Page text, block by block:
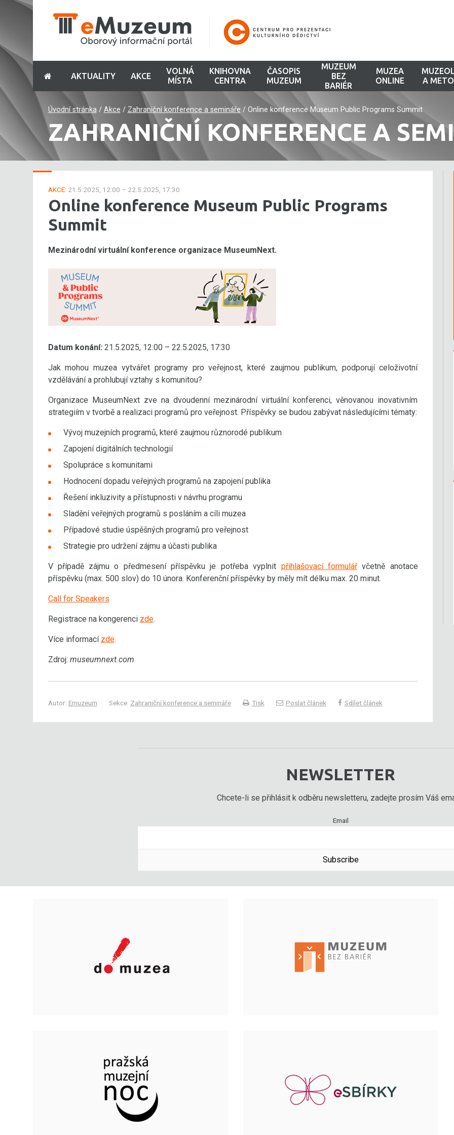
AKTUALITY AKCE
VOLNÁ
MÍSTA
KNIHOVNA
CENTRA
ČASOPIS
MUZEUM
MUZEUM
BEZ
BARIÉR
MUZEA
ONLINE
A
Úvodní stránka/ Akce / Zahraniční konference a semináře / Online konference Museum Public Programs Summit
ZAHRANIČNÍ KONFERENCE A
AKCE: 21.5.2025, 12:00 – 22.5.2025, 17:30
Online konference Museum Public Programs
Summit
Mezinárodní virtuální konference organizace MuseumNext.
Datum konání: 21.5.2025, 12:00 – 22.5.2025, 17:30
Jak mohou muzea vytvářet programy pro veřejnost, které zaujmou publikum, podporují celoživotní
vzdělávání a prohlubují vztahy s komunitou?
Organizace MuseumNext zve na dvoudenní mezinárodní virtuální konferenci, věnovanou inovativním
strategiím v tvorbě a realizaci programů pro veřejnost. Příspěvky se budou zabývat následujícími tématy:
Vývoj muzejních programů, které zaujmou různorodé publikum
Zapojení digitálních technologií
Spolupráce s komunitami
Hodnocení dopadu veřejných programů na zapojení publika
Řešení inkluzivity a přístupnosti v návrhu programu
Sladění veřejných programů s posláním a cíli muzea
Případové studie úspěšných programů pro veřejnost
Strategie pro udržení zájmu a účasti publika
V případě zájmu o předmesení příspěvku je potřeba vyplnit přihlašovací formulářvčetně anotace
příspěvku (max. 500 slov) do 10 února. Konferenční příspěvky by měly mít délku max. 20 minut.
Call for Speakers
Registrace na kongerenci zde.
Více informací zde.
Zdroj: museumnext.com
Autor: Emuzeum Sekce: Zahraniční konference a semináře Tisk Poslat článek Sdílet článek
NEWSLETTER
Chcete-li se přihlásit k odběru newsletteru, zadejte prosím Váš
Email
Subscribe